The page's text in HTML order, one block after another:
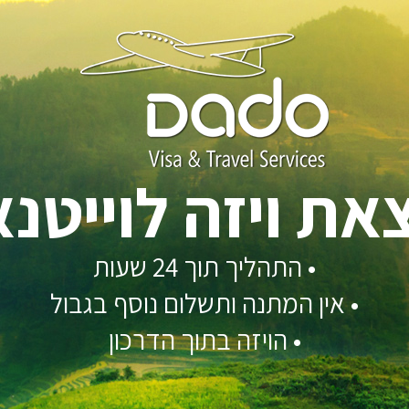
הוצאת ויזה לויאטנם
- התהליך תוך 24 שעות
- אין המתנה ותשלום נוסף בגבול
- ההויזה בתוך הדרכון
למידע נוסף על
ויזה
• התהליך תוך 24 שעות
•אין המתנה ותשלום נוסף בגבול
• הויזה בתוך הדרכון